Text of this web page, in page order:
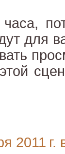
для
2011 г.